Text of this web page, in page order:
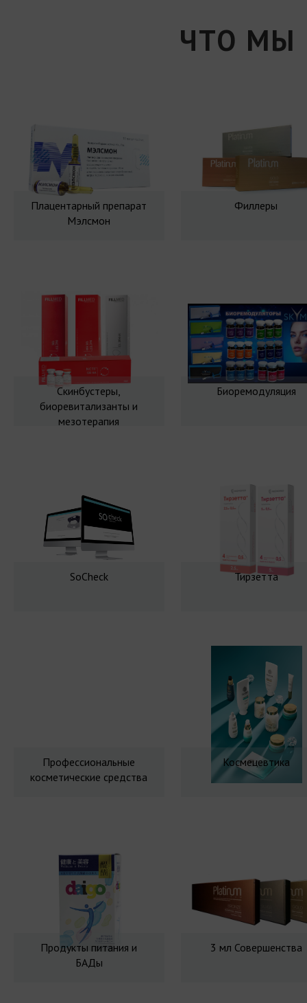
ЧТО МЫ
Плацентарный препарат
Мэлсмон
Филлеры
Скинбустеры,
биоревитализанты и
мезотерапия
Биоремодуляция
SoCheck Тирзетта
Профессиональные
косметические средства
Космецевтика
Продукты питания и
БАДы
3 мл Совершенства